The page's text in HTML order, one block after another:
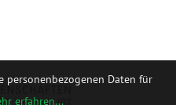
Daten für
erfahren...